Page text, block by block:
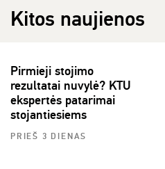
Kitos naujienos
Pirmieji stojimo
rezultatai nuvylė? KTU
ekspertės patarimai
stojantiesiems
PRIEŠ 3 DIENAS